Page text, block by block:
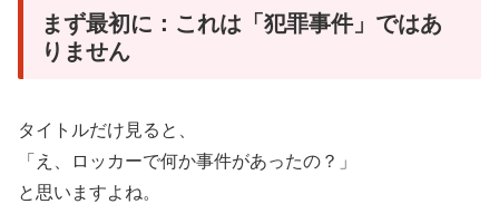
まず最初に：これは「犯罪事件」ではあ
りません
タイトルだけ見ると、
「え、ロッカーで何か事件があったの？」
と思いますよね。